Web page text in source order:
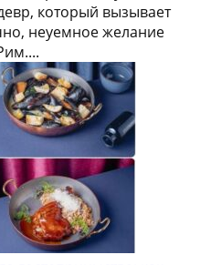
который вызывает
неуемное желание